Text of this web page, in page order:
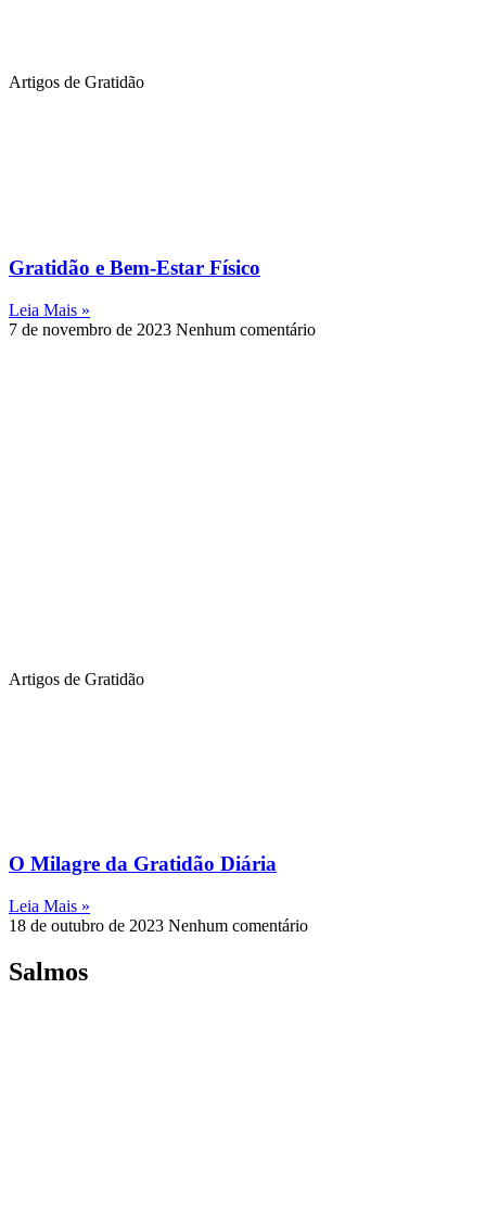
Artigos de Gratidão
Gratidão e Bem-Estar Físico
Leia Mais »
7 de novembro de 2023 Nenhum comentário
Artigos de Gratidão
O Milagre da Gratidão Diária
Leia Mais »
18 de outubro de 2023 Nenhum comentário
Salmos